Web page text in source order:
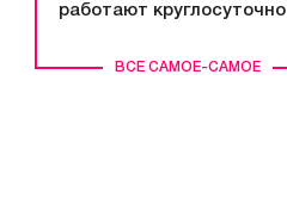
ВСЕ САМОЕ-САМОЕ
работают круглосуточно